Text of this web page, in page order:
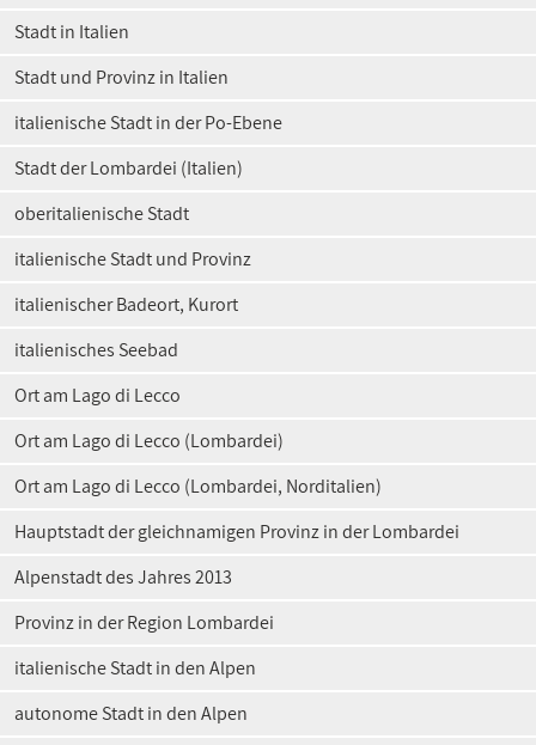
Stadt in Italien
Stadt und Provinz in Italien
italienische Stadt in der Po-Ebene
Stadt der Lombardei (Italien)
oberitalienische Stadt
italienische Stadt und Provinz
italienischer Badeort, Kurort
italienisches Seebad
Ort am Lago di Lecco
Ort am Lago di Lecco (Lombardei)
Ort am Lago di Lecco (Lombardei, Norditalien)
Hauptstadt der gleichnamigen Provinz in der Lombardei
Alpenstadt des Jahres 2013
Provinz in der Region Lombardei
italienische Stadt in den Alpen
autonome Stadt in den Alpen